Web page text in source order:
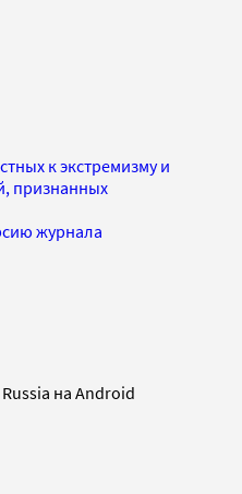
к экстремизму и
признанных
журнала
на Android